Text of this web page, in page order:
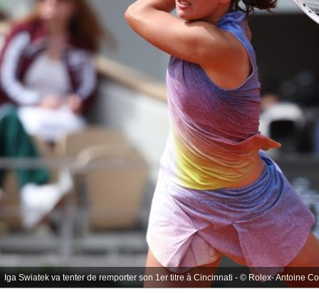
Iga Swiatek va tenter de remporter son 1er titre à Cincinnati - © Rolex- Antoine